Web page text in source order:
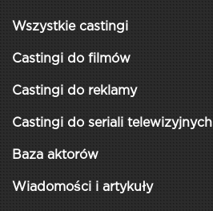
Wszystkie castingi
Castingi do filmów
Castingi do reklamy
Castingi do seriali telewizyjnych
Baza aktorów
Wiadomości i artykuły